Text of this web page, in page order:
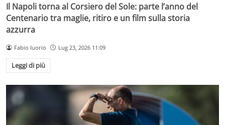
Il Napoli torna al Corsiero del Sole: parte l’anno del
Centenario tra maglie, ritiro e un film sulla storia
azzurra
Fabio Iuorio Lug 23, 2026 11:09
Leggi di più